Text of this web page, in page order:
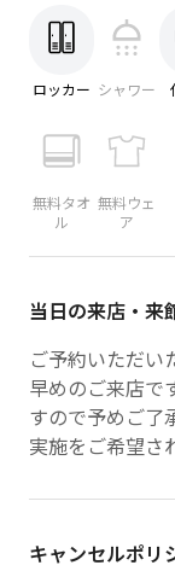
ロッカー シャワー
無料タオ
ル
無料ウェ
ア
当日の来店・来
ご予約いただい
早めのご来店で
すので予めご了
実施をご希望さ
キャンセルポリ